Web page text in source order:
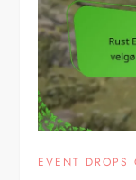
EVENT DROPS